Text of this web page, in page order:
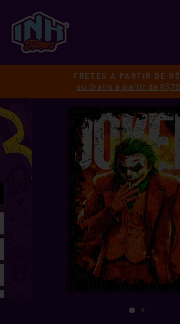
para
Conteúdo
FRETES A PARTIR DE
ou Grátis a partir de